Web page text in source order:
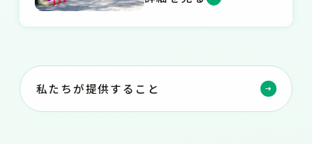
私たちが提供すること